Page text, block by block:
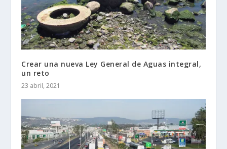
Crear una nueva Ley General de Aguas integral,
un reto
23 abril, 2021